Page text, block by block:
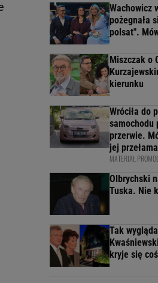
Wachowicz
pożegnała
polsat".
Miszczak o
kierunku
Wróciła do
samochodu
przerwie.
jej
MATERIAŁ
Olbrychski
Tuska. Nie
Tak
kryje się